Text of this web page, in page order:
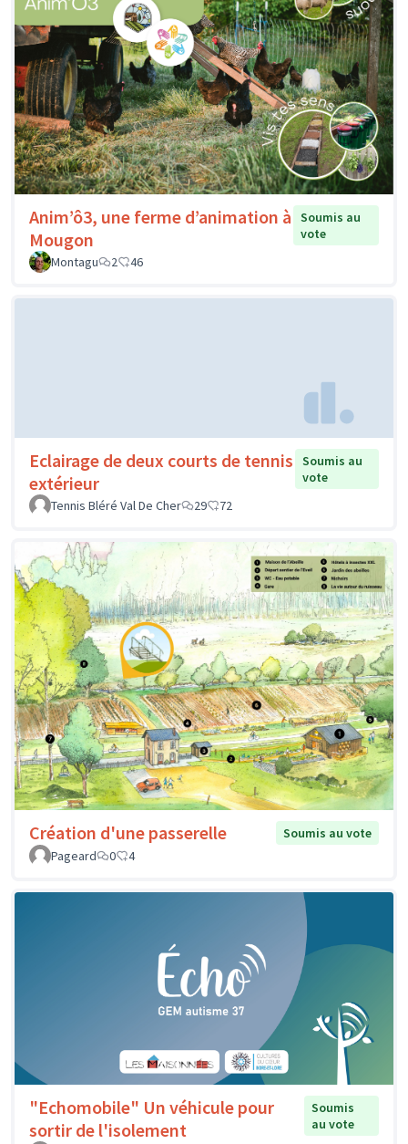
Anim’ô3, une ferme d’animation à
Mougon
Soumis au
vote
Montagu
2 46
Eclairage de deux courts de tennis
extérieur
Soumis au
vote
Tennis Bléré Val De Cher
29 72
Création d'une passerelle
Soumis au vote
Pageard
0 4
"Echomobile" Un véhicule pour
sortir de l'isolement
Soumis
au vote